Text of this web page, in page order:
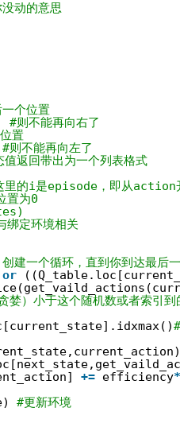
动的意思
个位置
#则不能再向右了
置
#则不能再向左了
值返回带出为一个列表格式
里的i是episode，即从action
置为0
绑定环境相关
建一个循环，直到你到达最后
or
）小于这个随机数或者索引到
+= efficiency*
#更新环境